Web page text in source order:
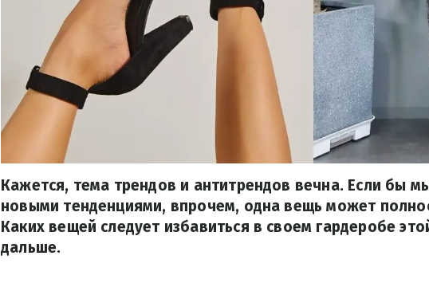
Кажется, тема трендов и антитрендов вечна. Если бы
новыми тенденциями, впрочем, одна вещь может
Каких вещей следует избавиться в своем гардеробе
дальше.